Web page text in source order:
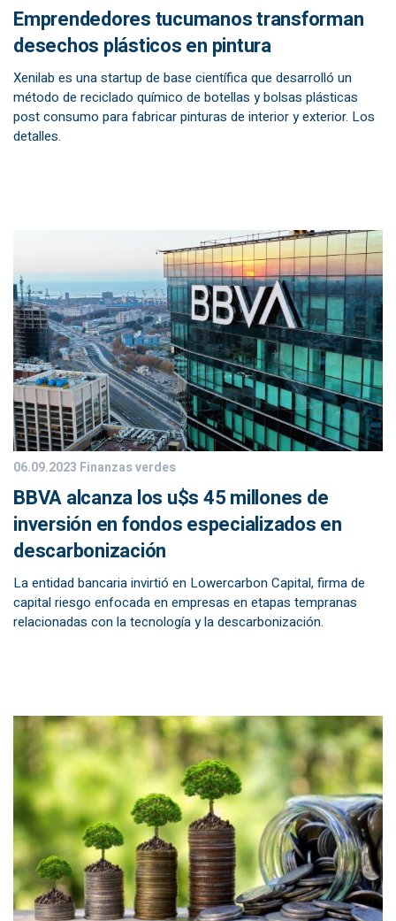
Emprendedores tucumanos transforman
desechos plásticos en pintura
Xenilab es una startup de base científica que desarrolló un
método de reciclado químico de botellas y bolsas plásticas
post consumo para fabricar pinturas de interior y exterior. Los
detalles.
06.09.2023 Finanzas verdes
BBVA alcanza los u$s 45 millones de
inversión en fondos especializados en
descarbonización
La entidad bancaria invirtió en Lowercarbon Capital, firma de
capital riesgo enfocada en empresas en etapas tempranas
relacionadas con la tecnología y la descarbonización.